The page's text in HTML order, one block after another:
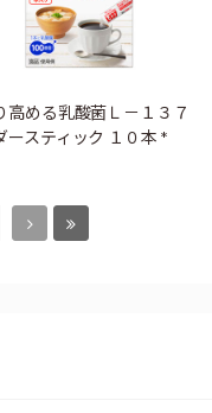
高める乳酸菌Ｌ－１３７
ースティック １０本 *